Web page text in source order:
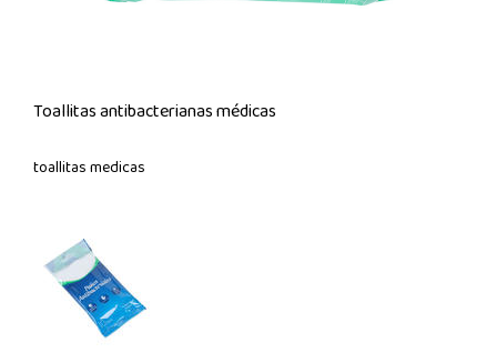
Toallitas antibacterianas médicas
toallitas medicas